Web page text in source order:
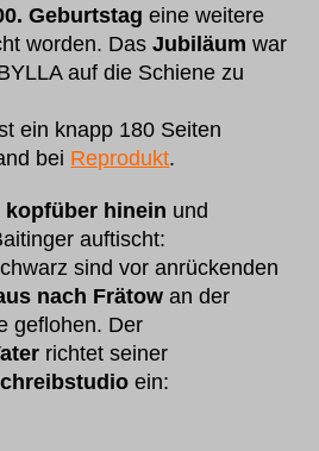
Geburtstag eine weitere
worden. DasJubiläum war
auf die Schiene zu
ein knapp 180 Seiten
bei Reprodukt.
kopfüber hinein und
auftischt:
sind vor anrückenden
nach Frätow an der
geflohen. Der
richtet seiner
ein: